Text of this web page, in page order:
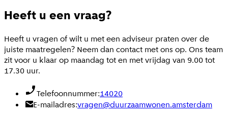
Heeft u een vraag?
Heeft u vragen of wilt u met een adviseur praten over de
juiste maatregelen? Neem dan contact met ons op. Ons team
zit voor u klaar op maandag tot en met vrijdag van 9.00 tot
17.30 uur.
Telefoonnummer:14020
E-mailadres:vragen@duurzaamwonen.amsterdam